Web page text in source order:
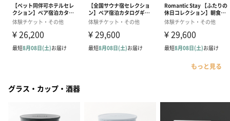
もっと見る
グラス・カップ・酒器